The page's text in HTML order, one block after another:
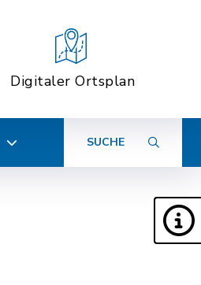
Digitaler Ortsplan
SUCHE